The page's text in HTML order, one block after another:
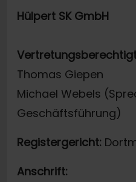
Hülpert SK GmbH
Thomas Giepen
Michael Webels
Geschäftsführung)
Registergericht:
Anschrift: